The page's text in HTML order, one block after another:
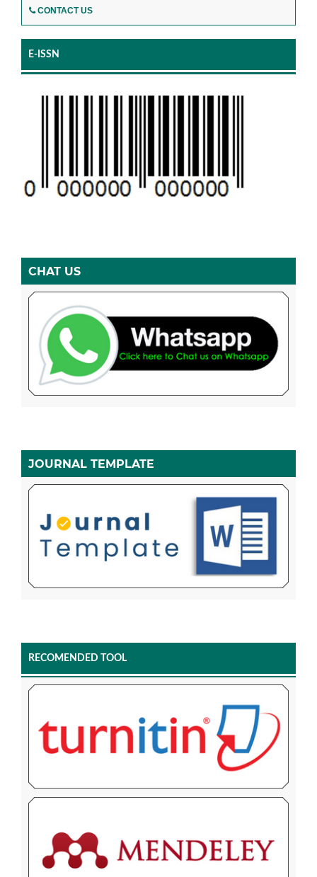
CONTACT US
E-ISSN
CHAT US
JOURNAL TEMPLATE
RECOMENDED TOOL